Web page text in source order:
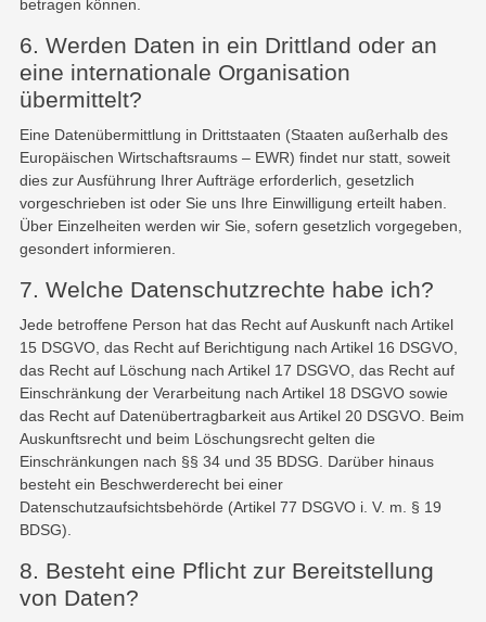
betragen können.
6. Werden Daten in ein Drittland oder an
eine internationale Organisation
übermittelt?
Eine Datenübermittlung in Drittstaaten (Staaten außerhalb des
Europäischen Wirtschaftsraums – EWR) findet nur statt, soweit
dies zur Ausführung Ihrer Aufträge erforderlich, gesetzlich
vorgeschrieben ist oder Sie uns Ihre Einwilligung erteilt haben.
Über Einzelheiten werden wir Sie, sofern gesetzlich vorgegeben,
gesondert informieren.
7. Welche Datenschutzrechte habe ich?
Jede betroffene Person hat das Recht auf Auskunft nach Artikel
15 DSGVO, das Recht auf Berichtigung nach Artikel 16 DSGVO,
das Recht auf Löschung nach Artikel 17 DSGVO, das Recht auf
Einschränkung der Verarbeitung nach Artikel 18 DSGVO sowie
das Recht auf Datenübertragbarkeit aus Artikel 20 DSGVO. Beim
Auskunftsrecht und beim Löschungsrecht gelten die
Einschränkungen nach §§ 34 und 35 BDSG. Darüber hinaus
besteht ein Beschwerderecht bei einer
Datenschutzaufsichtsbehörde (Artikel 77 DSGVO i. V. m. § 19
BDSG).
8. Besteht eine Pflicht zur Bereitstellung
von Daten?